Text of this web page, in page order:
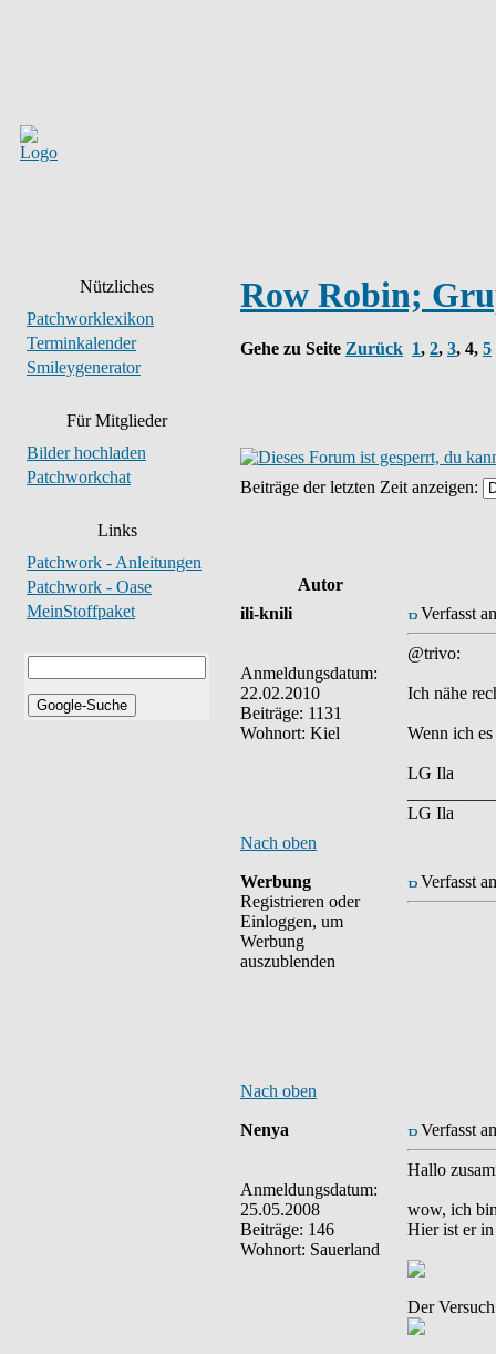
Nützliches
Patchworklexikon
Terminkalender
Smileygenerator
Für Mitglieder
Bilder hochladen
Patchworkchat
Links
Patchwork - Anleitungen
Patchwork - Oase
MeinStoffpaket
Row Robin;
Gehe zu Seite Zurück 1, 2, 3, 4, 5
Beiträge der letzten Zeit anzeigen:
Autor
ili-knili
Anmeldungsdatum:
22.02.2010
Beiträge: 1131
Wohnort: Kiel
Verfasst
@trivo:
Ich nähe
Wenn ich
LG Ila
LG Ila
Nach oben
Werbung
Registrieren oder
Einloggen, um
Werbung
auszublenden
Verfasst
Nach oben
Nenya
Anmeldungsdatum:
25.05.2008
Beiträge: 146
Wohnort: Sauerland
Verfasst
Hallo
wow, ich
Hier ist er in
Der